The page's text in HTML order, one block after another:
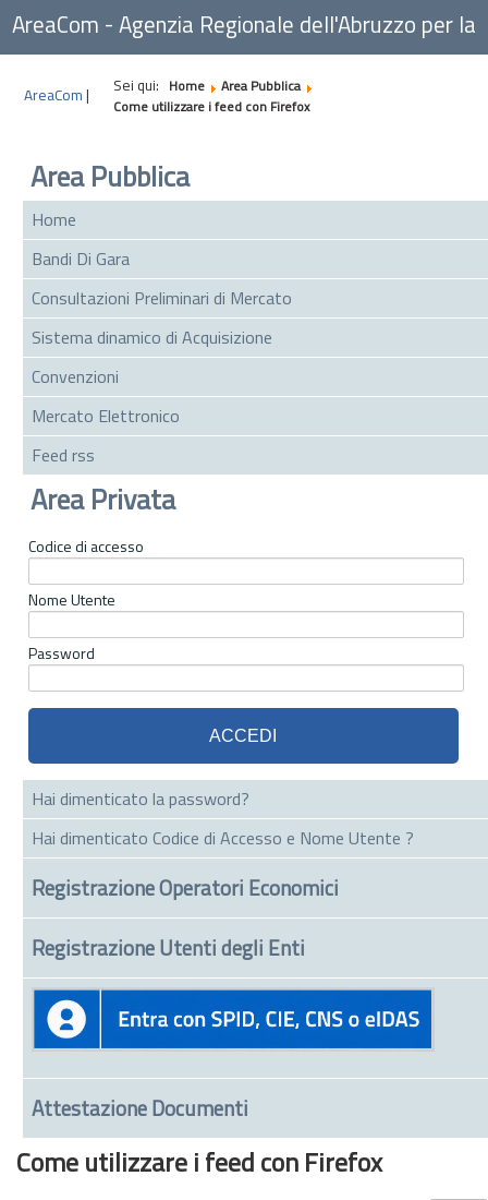
AreaCom - Agenzia Regionale dell'Abruzzo per la
Committenza
AreaCom | Sei qui: Home
Area Pubblica
Come utilizzare i feed con Firefox
Area Pubblica
Home
Bandi Di Gara
Consultazioni Preliminari di Mercato
Sistema dinamico di Acquisizione
Convenzioni
Mercato Elettronico
Feed rss
Area Privata
Codice di accesso
Nome Utente
Password
Hai dimenticato la password?
Hai dimenticato Codice di Accesso e Nome Utente ?
Registrazione Operatori Economici
Registrazione Utenti degli Enti
Attestazione Documenti
Come utilizzare i feed con Firefox